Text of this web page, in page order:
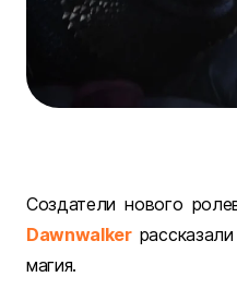
Создатели нового
Dawnwalker
магия.